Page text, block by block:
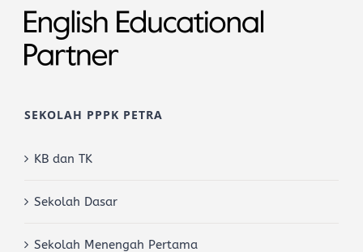
SEKOLAH PPPK PETRA
KB dan TK
Sekolah Dasar
Sekolah Menengah Pertama